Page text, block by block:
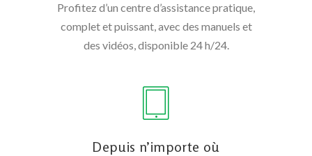
Profitez d’un centre d’assistance pratique,
complet et puissant, avec des manuels et
des vidéos, disponible 24 h/24.
Depuis n’importe où